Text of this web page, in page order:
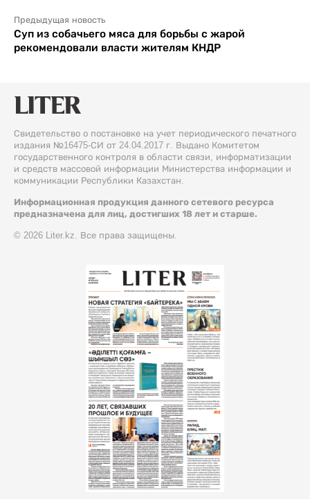
Предыдущая новость
Суп из собачьего мяса для борьбы с жарой
рекомендовали власти жителям КНДР
Свидетельство о постановке на учет периодического печатного
издания №16475-СИ от 24.04.2017 г. Выдано Комитетом
государственного контроля в области связи, информатизации
и средств массовой информации Министерства информации и
коммуникации Республики Казахстан.
Информационная продукция данного сетевого ресурса
предназначена для лиц, достигших 18 лет и старше.
© 2026 Liter.kz. Все права защищены.